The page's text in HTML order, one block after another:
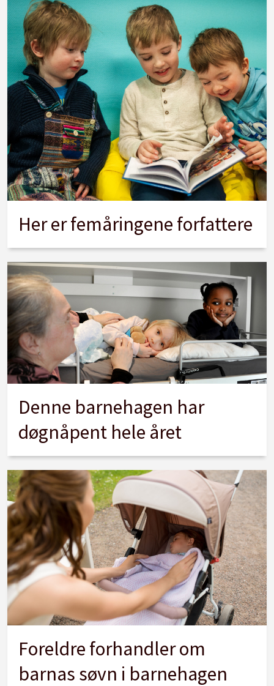
Her er femåringene forfattere
Denne barnehagen har
døgnåpent hele året
Foreldre forhandler om
barnas søvn i barnehagen